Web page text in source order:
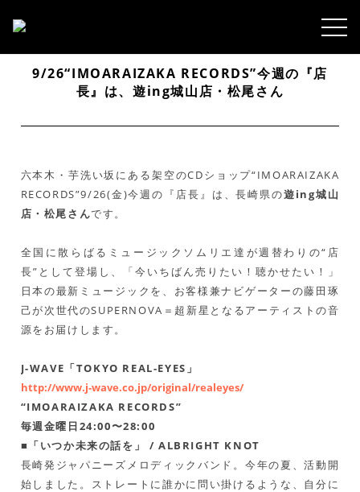
9/26“IMOARAIZAKA RECORDS”今週の『店
長』は、遊ing城山店・松尾さん
六本木・芋洗い坂にある架空のCDショップ“IMOARAIZAKA
RECORDS”9/26(金)今週の『店長』は、長崎県の遊ing城山
店・松尾さんです。
全国に散らばるミュージックソムリエ達が週替わりの“店
長”として登場し、「今いちばん売りたい！聴かせたい！」
日本の最新ミュージックを、お客様兼ナビゲーターの藤田琢
己が次世代のSUPERNOVA＝超新星となるアーティストの音
源をお届けします。
J-WAVE「TOKYO REAL-EYES」
http://www.j-wave.co.jp/original/realeyes/
“IMOARAIZAKA RECORDS”
毎週金曜日24:00〜28:00
■「いつか未来の話を」 / ALBRIGHT KNOT
長崎発ジャパニーズメロディックバンド。今年の夏、活動開
始しました。ストレートに誰かに問い掛けるような、自分に